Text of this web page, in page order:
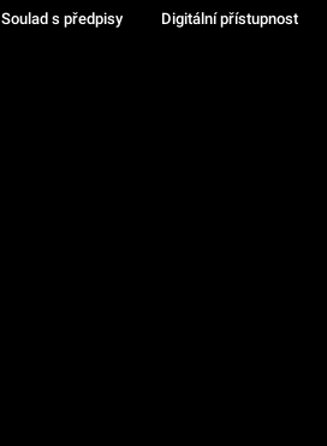
Soulad s předpisy
Digitální přístupnost